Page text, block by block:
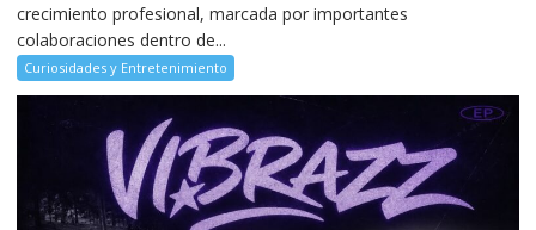
crecimiento profesional, marcada por importantes
colaboraciones dentro de...
Curiosidades y Entretenimiento